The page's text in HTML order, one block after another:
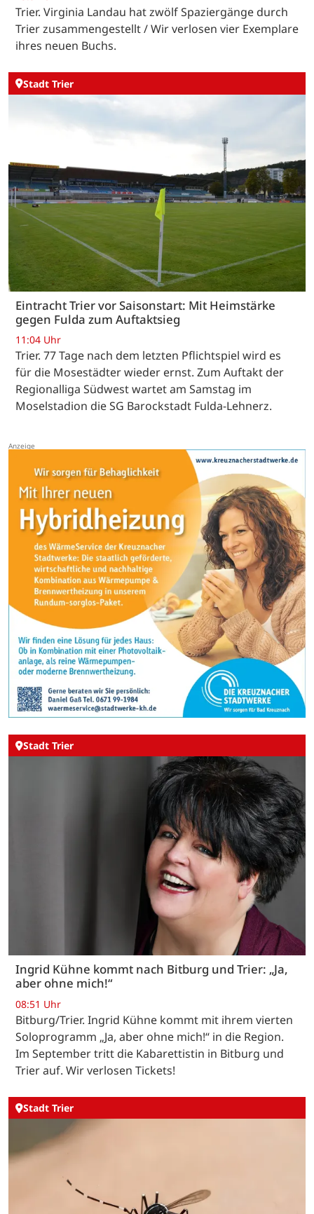
Trier. Virginia Landau hat zwölf Spaziergänge durch
Trier zusammengestellt / Wir verlosen vier Exemplare
ihres neuen Buchs.
Stadt Trier
Eintracht Trier vor Saisonstart: Mit Heimstärke
gegen Fulda zum Auftaktsieg
11:04 Uhr
Trier. 77 Tage nach dem letzten Pflichtspiel wird es
für die Mosestädter wieder ernst. Zum Auftakt der
Regionalliga Südwest wartet am Samstag im
Moselstadion die SG Barockstadt Fulda-Lehnerz.
Stadt Trier
Ingrid Kühne kommt nach Bitburg und Trier: „Ja,
aber ohne mich!“
08:51 Uhr
Bitburg/Trier. Ingrid Kühne kommt mit ihrem vierten
Soloprogramm „Ja, aber ohne mich!“ in die Region.
Im September tritt die Kabarettistin in Bitburg und
Trier auf. Wir verlosen Tickets!
Stadt Trier